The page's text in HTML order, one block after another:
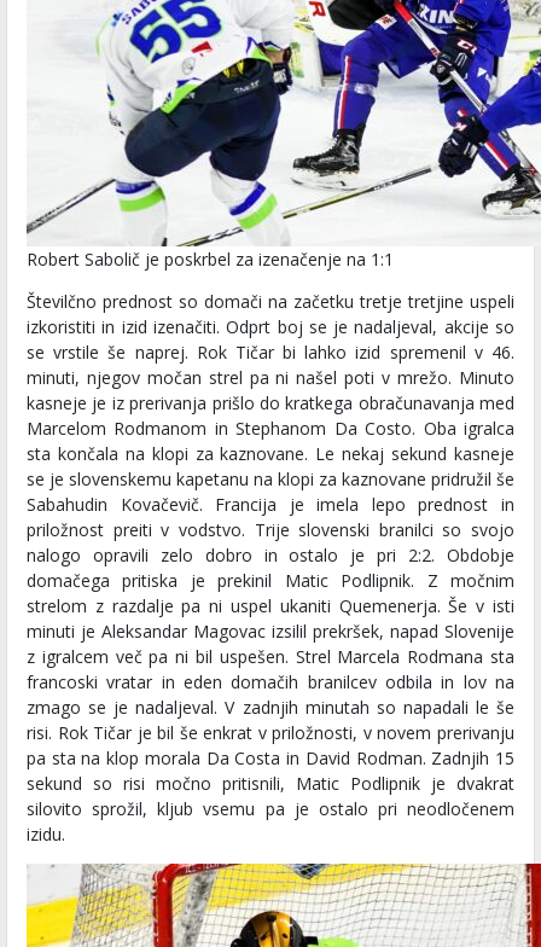
Robert Sabolič je poskrbel za izenačenje na 1:1
Številčno prednost so domači na začetku tretje tretjine uspeli
izkoristiti in izid izenačiti. Odprt boj se je nadaljeval, akcije so
se vrstile še naprej. Rok Tičar bi lahko izid spremenil v 46.
minuti, njegov močan strel pa ni našel poti v mrežo. Minuto
kasneje je iz prerivanja prišlo do kratkega obračunavanja med
Marcelom Rodmanom in Stephanom Da Costo. Oba igralca
sta končala na klopi za kaznovane. Le nekaj sekund kasneje
se je slovenskemu kapetanu na klopi za kaznovane pridružil še
Sabahudin Kovačevič. Francija je imela lepo prednost in
priložnost preiti v vodstvo. Trije slovenski branilci so svojo
nalogo opravili zelo dobro in ostalo je pri 2:2. Obdobje
domačega pritiska je prekinil Matic Podlipnik. Z močnim
strelom z razdalje pa ni uspel ukaniti Quemenerja. Še v isti
minuti je Aleksandar Magovac izsilil prekršek, napad Slovenije
z igralcem več pa ni bil uspešen. Strel Marcela Rodmana sta
francoski vratar in eden domačih branilcev odbila in lov na
zmago se je nadaljeval. V zadnjih minutah so napadali le še
risi. Rok Tičar je bil še enkrat v priložnosti, v novem prerivanju
pa sta na klop morala Da Costa in David Rodman. Zadnjih 15
sekund so risi močno pritisnili, Matic Podlipnik je dvakrat
silovito sprožil, kljub vsemu pa je ostalo pri neodločenem
izidu.